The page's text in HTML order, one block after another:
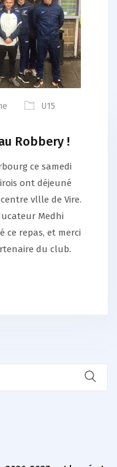
U15
Robbery !
ce samedi
ont déjeuné
vllle de Vire.
Medhi
repas, et merci
du club.